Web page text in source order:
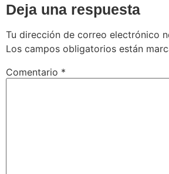
Deja una respuesta
Tu dirección de correo electrónico
Los campos obligatorios están
Comentario *